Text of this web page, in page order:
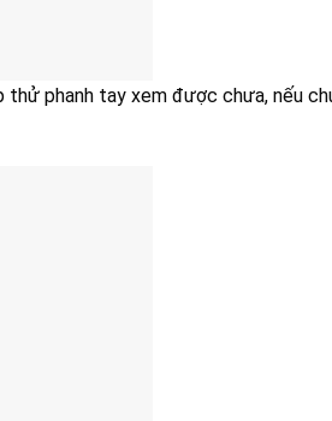
thử phanh tay xem được chưa, nếu